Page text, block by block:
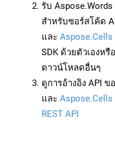
รับ
สำหรับซอร์สโค้ด
และ Aspose.Cells
SDK ด้วยตัวเองหรื
ดาวน์โหลดอื่นๆ
ดูการอ้างอิง API ข
และ Aspose.Cells
REST API